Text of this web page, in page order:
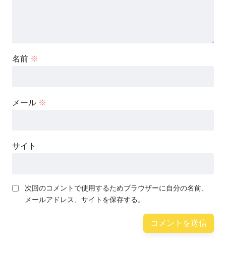
名前 ※
メール ※
サイト
次回のコメントで使用するためブラウザーに自分の名前、
メールアドレス、サイトを保存する。